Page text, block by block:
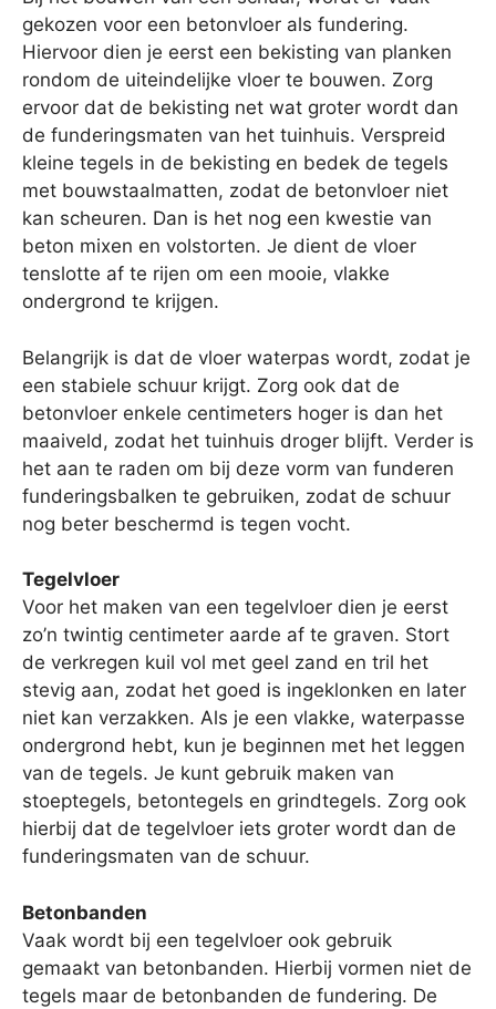
gekozen voor een betonvloer als fundering.
Hiervoor dien je eerst een bekisting van planken
rondom de uiteindelijke vloer te bouwen. Zorg
ervoor dat de bekisting net wat groter wordt dan
de funderingsmaten van het tuinhuis. Verspreid
kleine tegels in de bekisting en bedek de tegels
met bouwstaalmatten, zodat de betonvloer niet
kan scheuren. Dan is het nog een kwestie van
beton mixen en volstorten. Je dient de vloer
tenslotte af te rijen om een mooie, vlakke
ondergrond te krijgen.
Belangrijk is dat de vloer waterpas wordt, zodat je
een stabiele schuur krijgt. Zorg ook dat de
betonvloer enkele centimeters hoger is dan het
maaiveld, zodat het tuinhuis droger blijft. Verder is
het aan te raden om bij deze vorm van funderen
funderingsbalken te gebruiken, zodat de schuur
nog beter beschermd is tegen vocht.
Tegelvloer
Voor het maken van een tegelvloer dien je eerst
zo’n twintig centimeter aarde af te graven. Stort
de verkregen kuil vol met geel zand en tril het
stevig aan, zodat het goed is ingeklonken en later
niet kan verzakken. Als je een vlakke, waterpasse
ondergrond hebt, kun je beginnen met het leggen
van de tegels. Je kunt gebruik maken van
stoeptegels, betontegels en grindtegels. Zorg ook
hierbij dat de tegelvloer iets groter wordt dan de
funderingsmaten van de schuur.
Betonbanden
Vaak wordt bij een tegelvloer ook gebruik
gemaakt van betonbanden. Hierbij vormen niet de
tegels maar de betonbanden de fundering. De